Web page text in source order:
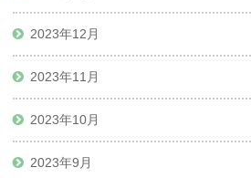
2023年12月
2023年11月
2023年10月
2023年9月